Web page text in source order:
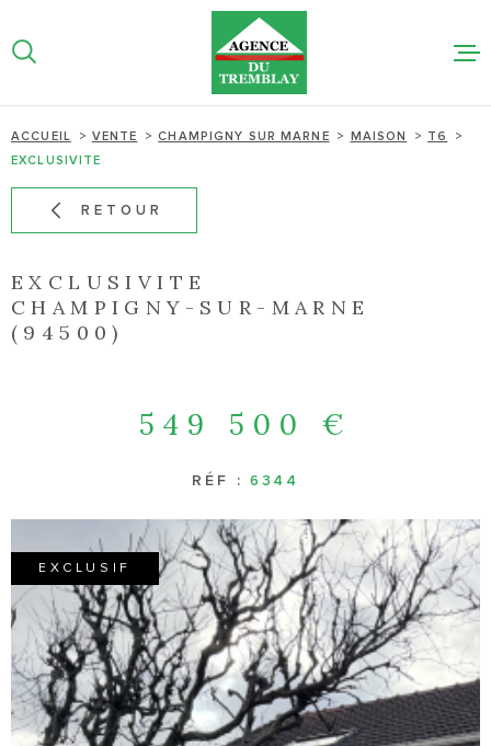
au
menu
au
contenu
NOS
ACCUEIL VENTE CHAMPIGNY SUR MARNE MAISON
T6
EXCLUSIVITE
RETOUR
EXCLUSIVITE
CHAMPIGNY-SUR-MARNE
(94500)
549 500 €
RÉF :6344
EXCLUSIF